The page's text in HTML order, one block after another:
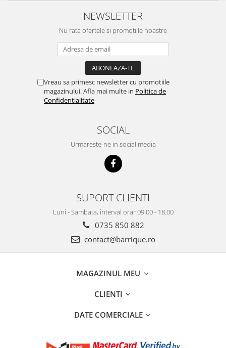
NEWSLETTER
Nu rata ofertele si promotiile noastre
Vreau sa primesc newsletter cu promotiile
magazinului. Afla mai multe in Politica de
Confidentialitate
SOCIAL
Urmareste-ne in social media
SUPORT CLIENTI
Luni - Sambata, interval orar 09.00 - 18.00
0735 850 882
contact@barrique.ro
MAGAZINUL MEU
CLIENTI
DATE COMERCIALE